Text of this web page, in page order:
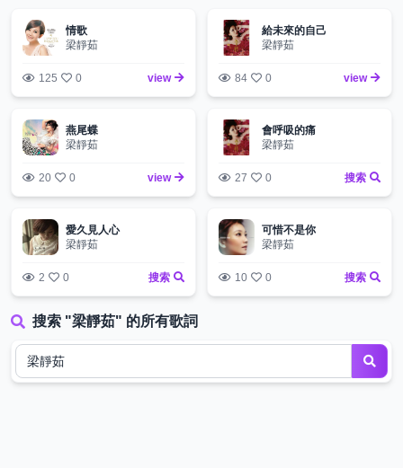
情歌
梁靜茹
125 0 view
給未來的自己
梁靜茹
84 0 view
燕尾蝶
梁靜茹
20 0 view
會呼吸的痛
梁靜茹
27 0 搜索
愛久見人心
梁靜茹
2 0 搜索
可惜不是你
梁靜茹
10 0 搜索
搜索 "梁靜茹" 的所有歌詞